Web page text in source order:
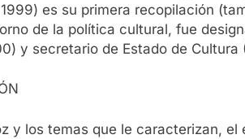
es su primera recopilación
de la política cultural, fue
y secretario de Estado de
y los temas que le caracterizan,